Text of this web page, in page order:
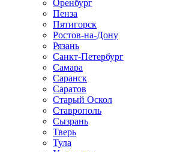
Оренбург
Пенза
Пятигорск
Ростов-на-Дону
Рязань
Санкт-Петербург
Самара
Саранск
Саратов
Старый Оскол
Ставрополь
Сызрань
Тверь
Тула